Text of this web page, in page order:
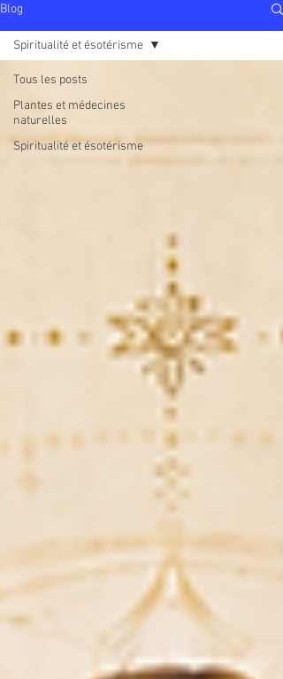
Blog
Tous les posts
Plantes et médecines
naturelles
Spiritualité et ésotérisme
Spiritualité et ésotérisme